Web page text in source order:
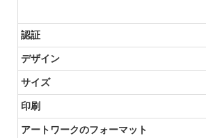
認証
デザイン
サイズ
印刷
アートワークのフォーマット